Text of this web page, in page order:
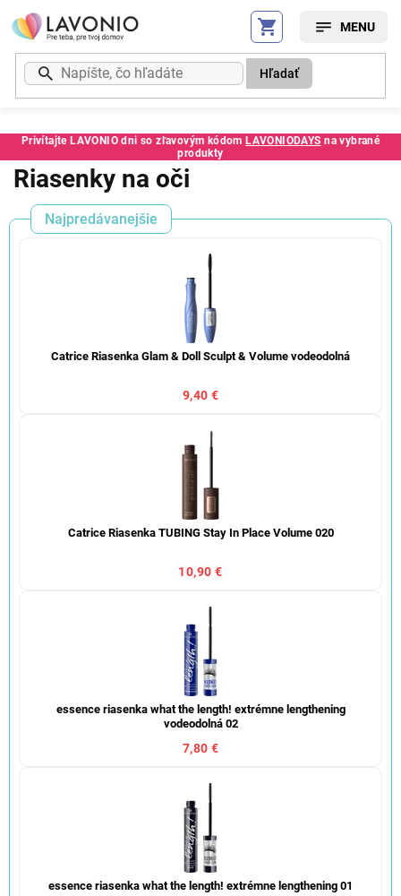
Prejsť
na
obsah
Privítajte LAVONIO dni so zľavovým kódom LAVONIODAYS na vybrané
produkty
Hľadať
Riasenky na oči
Najpredávanejšie
Catrice Riasenka Glam & Doll Sculpt & Volume vodeodolná
9,40 €
Catrice Riasenka TUBING Stay In Place Volume 020
10,90 €
essence riasenka what the length! extrémne lengthening
vodeodolná 02
7,80 €
essence riasenka what the length! extrémne lengthening 01